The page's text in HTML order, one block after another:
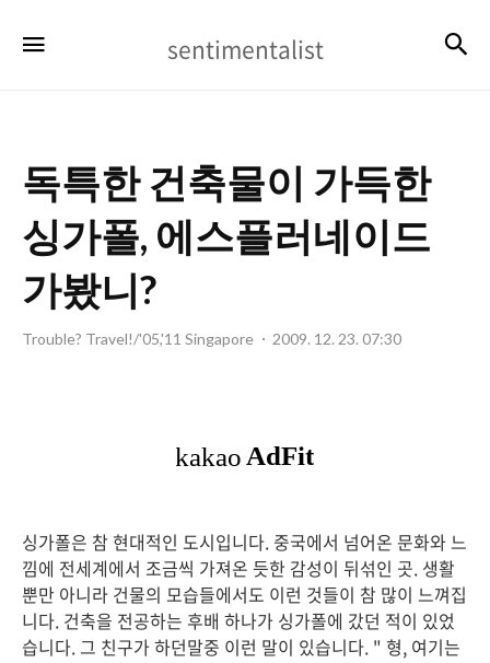
sentimentalist
독특한 건축물이 가득한
싱가폴, 에스플러네이드
가봤니?
Trouble? Travel!/'05,'11 Singapore 2009. 12. 23. 07:30
싱가폴은 참 현대적인 도시입니다. 중국에서 넘어온 문화와 느
낌에 전세계에서 조금씩 가져온 듯한 감성이 뒤섞인 곳. 생활
뿐만 아니라 건물의 모습들에서도 이런 것들이 참 많이 느껴집
니다. 건축을 전공하는 후배 하나가 싱가폴에 갔던 적이 있었
습니다. 그 친구가 하던말중 이런 말이 있습니다. " 형, 여기는